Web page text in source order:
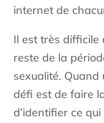
internet de
Il est très difficile
reste de la
sexualité. Quand
défi est de faire
d’identifier ce